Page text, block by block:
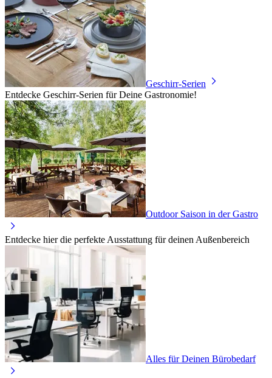
Geschirr-Serien
Entdecke Geschirr-Serien für Deine Gastronomie!
Outdoor Saison in der Gastro
Entdecke hier die perfekte Ausstattung für deinen Außenbereich
Alles für Deinen Bürobedarf